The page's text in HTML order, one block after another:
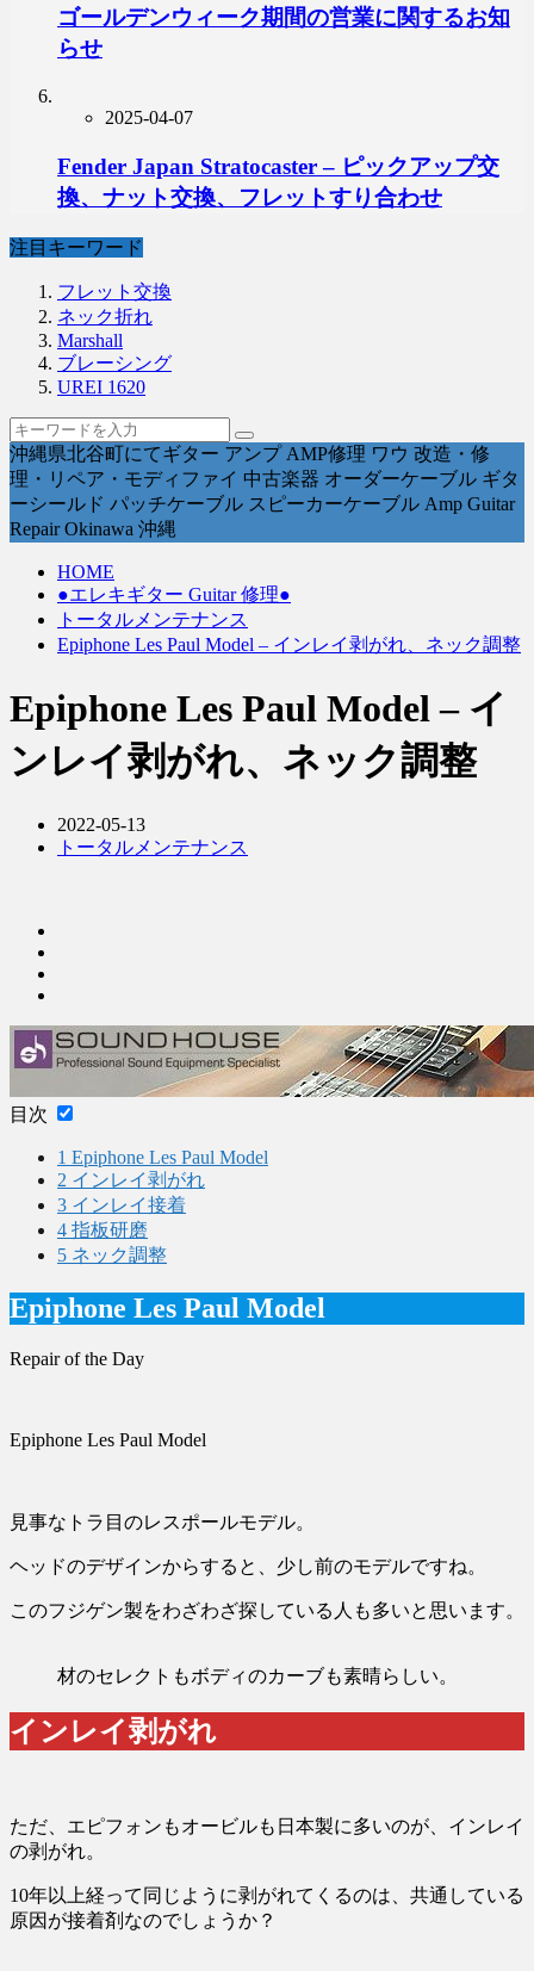
ゴールデンウィーク期間の営業に関するお知
らせ
2025-04-07
Fender Japan Stratocaster – ピックアップ交
換、ナット交換、フレットすり合わせ
注目キーワード
フレット交換
ネック折れ
Marshall
ブレーシング
UREI 1620
沖縄県北谷町にてギター アンプ AMP修理 ワウ 改造・修
理・リペア・モディファイ 中古楽器 オーダーケーブル ギタ
ーシールド パッチケーブル スピーカーケーブル Amp Guitar
Repair Okinawa 沖縄
HOME
●エレキギター Guitar 修理●
トータルメンテナンス
Epiphone Les Paul Model – インレイ剥がれ、ネック調整
Epiphone Les Paul Model – イ
ンレイ剥がれ、ネック調整
2022-05-13
トータルメンテナンス
目次
1 Epiphone Les Paul Model
2 インレイ剥がれ
3 インレイ接着
4 指板研磨
5 ネック調整
Epiphone Les Paul Model
Repair of the Day
Epiphone Les Paul Model
見事なトラ目のレスポールモデル。
ヘッドのデザインからすると、少し前のモデルですね。
このフジゲン製をわざわざ探している人も多いと思います。
材のセレクトもボディのカーブも素晴らしい。
インレイ剥がれ
ただ、エピフォンもオービルも日本製に多いのが、インレイ
の剥がれ。
10年以上経って同じように剥がれてくるのは、共通している
原因が接着剤なのでしょうか？